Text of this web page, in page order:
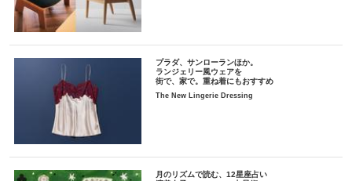
プラダ、サンローランほか。
ランジェリー風ウェアを
街で、家で。重ね着にもおすすめ
The New Lingerie Dressing
月のリズムで読む、12星座占い